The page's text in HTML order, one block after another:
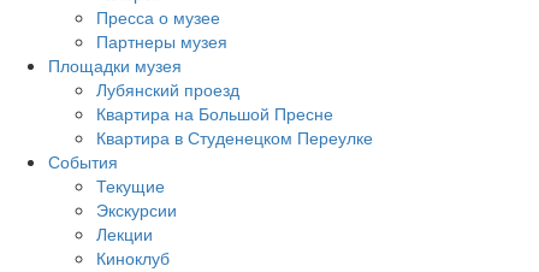
Пресса о музее
Партнеры музея
Площадки музея
Лубянский проезд
Квартира на Большой Пресне
Квартира в Студенецком Переулке
События
Текущие
Экскурсии
Лекции
Киноклуб